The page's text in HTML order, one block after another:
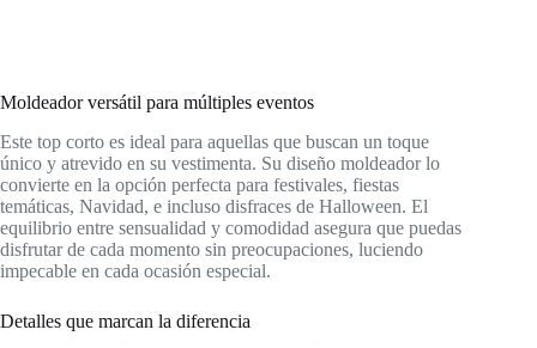
Moldeador versátil para múltiples eventos
Este top corto es ideal para aquellas que buscan un toque
único y atrevido en su vestimenta. Su diseño moldeador lo
convierte en la opción perfecta para festivales, fiestas
temáticas, Navidad, e incluso disfraces de Halloween. El
equilibrio entre sensualidad y comodidad asegura que puedas
disfrutar de cada momento sin preocupaciones, luciendo
impecable en cada ocasión especial.
Detalles que marcan la diferencia